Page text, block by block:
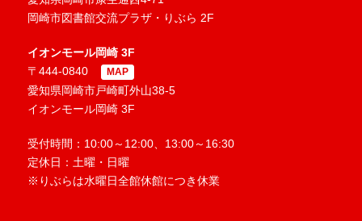
岡崎市図書館交流プラザ・りぶら 2F
イオンモール岡崎 3F
〒444-0840
MAP
愛知県岡崎市戸崎町外山38-5
イオンモール岡崎 3F
受付時間：10:00～12:00、13:00～16:30
定休日：土曜・日曜
※りぶらは水曜日全館休館につき休業